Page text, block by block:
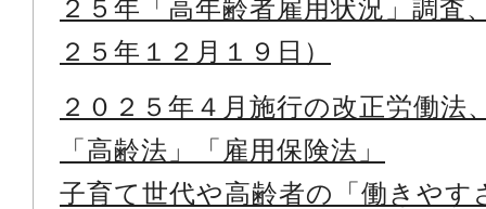
２５年「高年齢者雇用状況」調査
２５年１２月１９日）
２０２５年４月施行の改正労働法
「高齢法」「雇用保険法」
子育て世代や高齢者の「働きやす